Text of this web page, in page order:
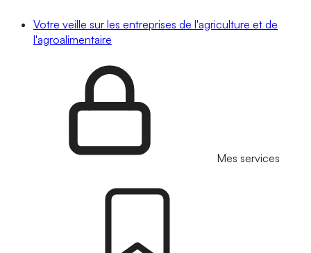
Votre veille sur les entreprises de l'agriculture et de
l'agroalimentaire
Mes services